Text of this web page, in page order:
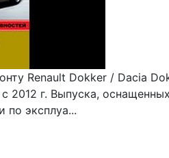
Renault Dokker / Dacia
г. Выпуска,
по эксплуа...